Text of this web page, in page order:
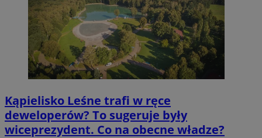
Kąpielisko Leśne trafi w ręce
deweloperów? To sugeruje były
wiceprezydent. Co na obecne władze?